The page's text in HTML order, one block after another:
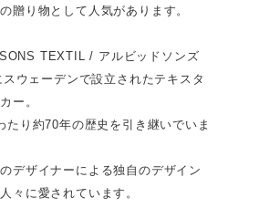
贈り物として人気があります。
TEXTIL / アルビッドソンズ
スウェーデンで設立されたテキスタ
ー。
たり約70年の歴史を引き継いでいま
デザイナーによる独自のデザイン
々に愛されています。